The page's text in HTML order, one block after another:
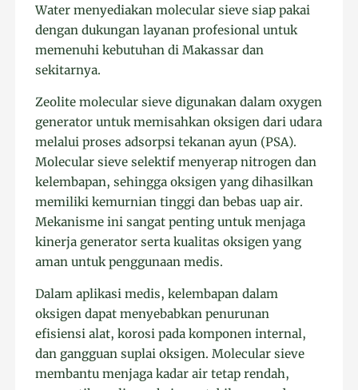
Water menyediakan molecular sieve siap pakai
dengan dukungan layanan profesional untuk
memenuhi kebutuhan di Makassar dan
sekitarnya.
Zeolite molecular sieve digunakan dalam oxygen
generator untuk memisahkan oksigen dari udara
melalui proses adsorpsi tekanan ayun (PSA).
Molecular sieve selektif menyerap nitrogen dan
kelembapan, sehingga oksigen yang dihasilkan
memiliki kemurnian tinggi dan bebas uap air.
Mekanisme ini sangat penting untuk menjaga
kinerja generator serta kualitas oksigen yang
aman untuk penggunaan medis.
Dalam aplikasi medis, kelembapan dalam
oksigen dapat menyebabkan penurunan
efisiensi alat, korosi pada komponen internal,
dan gangguan suplai oksigen. Molecular sieve
membantu menjaga kadar air tetap rendah,